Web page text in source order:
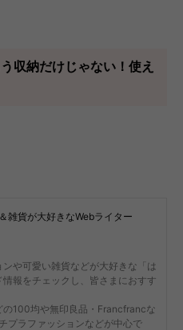
収納だけじゃない！使え
雑貨が大好きなWebライター
や可愛い雑貨などが大好きな「は
報をチェックし、皆さまにおすす
100均や無印良品・Francfrancな
プラファッションなどが中心で